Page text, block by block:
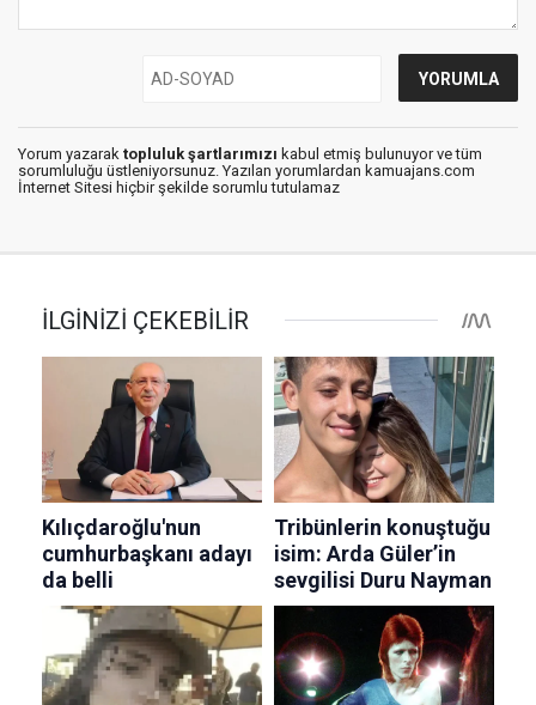
Yorum yazarak topluluk şartlarımızı kabul etmiş bulunuyor ve tüm
sorumluluğu üstleniyorsunuz. Yazılan yorumlardan kamuajans.com
İnternet Sitesi hiçbir şekilde sorumlu tutulamaz